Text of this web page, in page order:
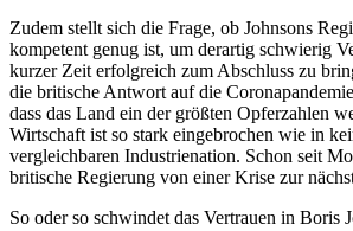
Zudem stellt sich die Frage, ob Johnsons
kompetent genug ist, um derartig schwierig
kurzer Zeit erfolgreich zum Abschluss zu
die britische Antwort auf die
dass das Land ein der größten Opferzahlen
Wirtschaft ist so stark eingebrochen wie in
vergleichbaren Industrienation. Schon seit
britische Regierung von einer Krise zur
So oder so schwindet das Vertrauen in Boris